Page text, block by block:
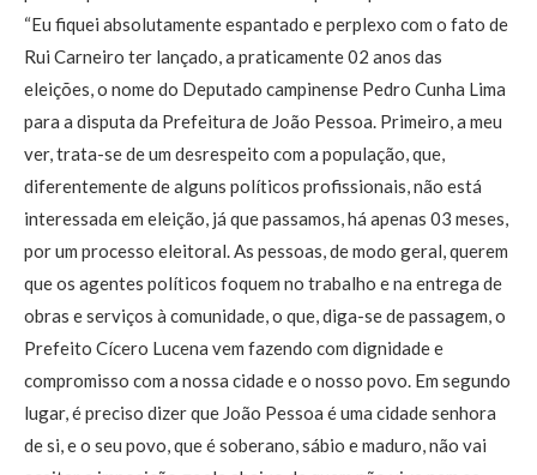
“Eu fiquei absolutamente espantado e perplexo com o fato de
Rui Carneiro ter lançado, a praticamente 02 anos das
eleições, o nome do Deputado campinense Pedro Cunha Lima
para a disputa da Prefeitura de João Pessoa. Primeiro, a meu
ver, trata-se de um desrespeito com a população, que,
diferentemente de alguns políticos profissionais, não está
interessada em eleição, já que passamos, há apenas 03 meses,
por um processo eleitoral. As pessoas, de modo geral, querem
que os agentes políticos foquem no trabalho e na entrega de
obras e serviços à comunidade, o que, diga-se de passagem, o
Prefeito Cícero Lucena vem fazendo com dignidade e
compromisso com a nossa cidade e o nosso povo. Em segundo
lugar, é preciso dizer que João Pessoa é uma cidade senhora
de si, e o seu povo, que é soberano, sábio e maduro, não vai